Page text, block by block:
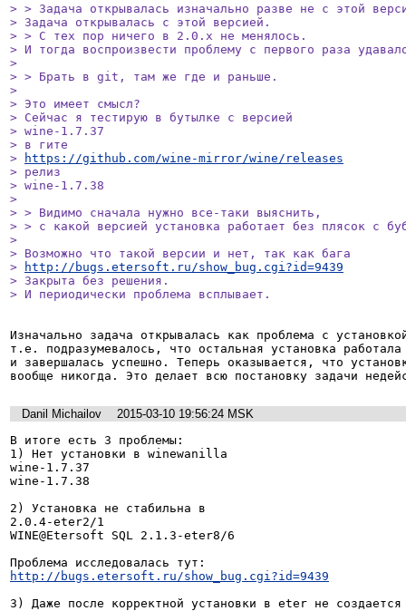
> > Задача открывалась изначально разве не с этой
> Задача открывалась с этой версией.
> > С тех пор ничего в 2.0.x не менялось.
> И тогда воспроизвести проблему с первого раза
>
> > Брать в git, там же где и раньше.
>
> Это имеет смысл?
> Сейчас я тестирую в бутылке с версией
> wine-1.7.37
> в гите
>
https://github.com/wine-mirror/wine/releases
> релиз
> wine-1.7.38
>
> > Видимо сначала нужно все-таки выяснить,
> > с какой версией установка работает без плясок с
>
> Возможно что такой версии и нет, так как бага
>
http://bugs.etersoft.ru/show_bug.cgi?id=9439
> Закрыта без решения.
> И периодически проблема всплывает.
Изначально задача открывалась как проблема с
т.е. подразумевалось, что остальная установка
и завершалась успешно. Теперь оказывается, что
вообще никогда. Это делает всю постановку задачи
Danil Michailov
2015-03-10 19:56:24 MSK
В итоге есть 3 проблемы:
1) Нет установки в winewanilla
wine-1.7.37
wine-1.7.38
2) Установка не стабильна в
2.0.4-eter2/1
WINE@Etersoft SQL 2.1.3-eter8/6
http://bugs.etersoft.ru/show_bug.cgi?id=9439
3) Даже после корректной установки в eter не